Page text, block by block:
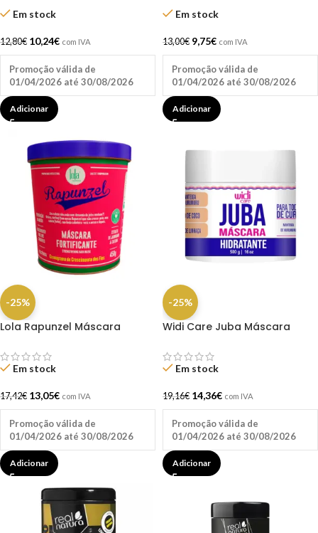
Em stock
12,80€ 10,24€ com IVA
Promoção válida de
01/04/2026 até 30/08/2026
Adicionar
Em stock
13,00€ 9,75€ com IVA
Promoção válida de
01/04/2026 até 30/08/2026
Adicionar
-25%
Lola Rapunzel Máscara
Em stock
17,42€ 13,05€ com IVA
Promoção válida de
01/04/2026 até 30/08/2026
Adicionar
-25%
Widi Care Juba Máscara
Em stock
19,16€ 14,36€ com IVA
Promoção válida de
01/04/2026 até 30/08/2026
Adicionar